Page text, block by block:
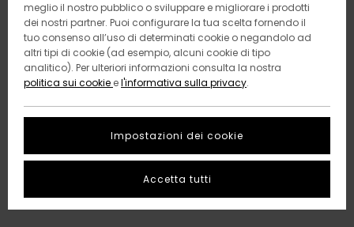
meglio il nostro pubblico o sviluppare e migliorare i prodotti
dei nostri partner. Puoi configurare la tua scelta fornendo il
tuo consenso all’uso di determinati cookie o negandolo ad
altri tipi di cookie (ad esempio, alcuni cookie di tipo
analitico). Per ulteriori informazioni consulta la nostra
politica sui cookie el'informativa sulla privacy.
Impostazioni dei cookie
Accetta tutti